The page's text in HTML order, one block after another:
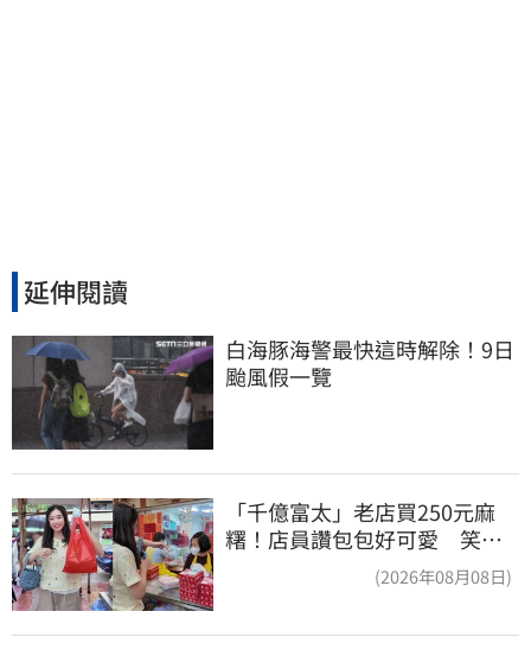
延伸閱讀
白海豚海警最快這時解除！9日
颱風假一覽
「千億富太」老店買250元麻
糬！店員讚包包好可愛 笑
(2026年08月08日)